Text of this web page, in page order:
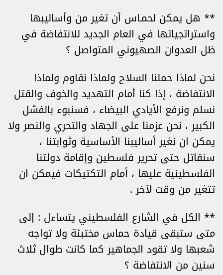
** هل يمكن لحمـاس أن تغير من وأساليبها
واستراتجياتها في العام الجديد للانتفاضة في
ظل العدوان الصهيوني المتواصل ؟
نحن لماذا حملنا السلاح ولماذا نقاوم ولماذا
الانتفاضة ، إذا كنا أمام التهديد والخوف والقتل
نسلم ونرفع الأيادي البيضاء ، فسنبوء بالفشل
الكبير ، نحن عزمنا على الجهاد والتحري والنصر ولا
يمكن ان نغير أساليبنا الأساسية وثوابتنا ،
سنقاتل حتى تحرير فلسطين وإقامة دولتنا
الفلسطينية عليها ، أمام التكتيكات فيمكن ان
تتغير من وقت لآخر .
** الكل في الشارع الفلسطيني يتساءل : إلى
متى ستبقى قيادة حماس مختبئة ولا تواجه
شعبها ولا تقود الجماهير كما كانت طوال ثلاث
سنين من الانتفاضة ؟